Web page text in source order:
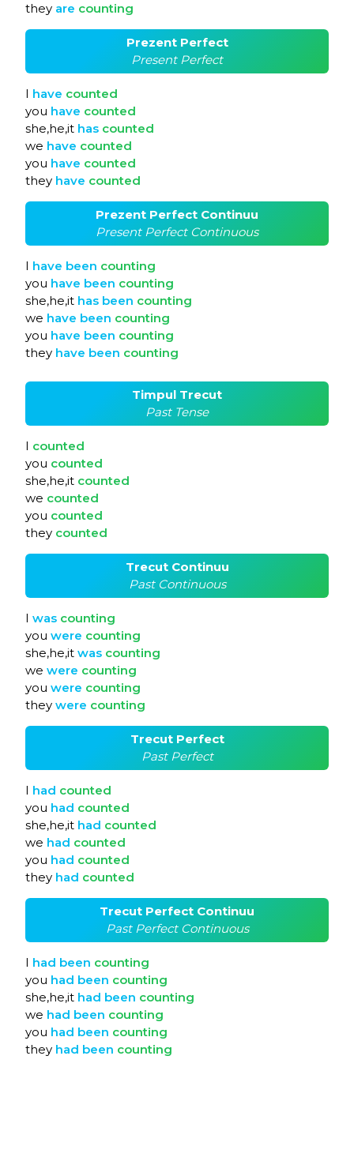
they are counting
Prezent Perfect
Present Perfect
I have counted
you have counted
she,he,it has counted
we have counted
you have counted
they have counted
Prezent Perfect Continuu
Present Perfect Continuous
I have been counting
you have been counting
she,he,it has been counting
we have been counting
you have been counting
they have been counting
Timpul Trecut
Past Tense
I counted
you counted
she,he,it counted
we counted
you counted
they counted
Trecut Continuu
Past Continuous
I was counting
you were counting
she,he,it was counting
we were counting
you were counting
they were counting
Trecut Perfect
Past Perfect
I had counted
you had counted
she,he,it had counted
we had counted
you had counted
they had counted
Trecut Perfect Continuu
Past Perfect Continuous
I had been counting
you had been counting
she,he,it had been counting
we had been counting
you had been counting
they had been counting